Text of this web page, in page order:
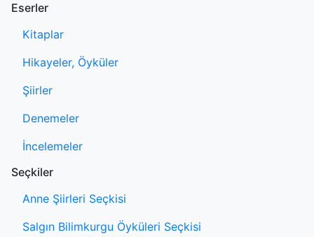
Eserler
Kitaplar
Hikayeler, Öyküler
Şiirler
Denemeler
İncelemeler
Seçkiler
Anne Şiirleri Seçkisi
Salgın Bilimkurgu Öyküleri Seçkisi